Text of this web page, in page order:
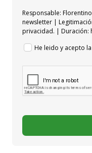
Responsable:
newsletter |
privacidad. | Duración:
He leido y acepto la